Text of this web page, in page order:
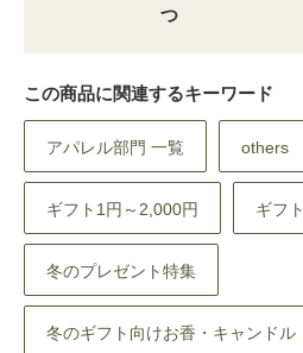
つ
この商品に関連するキーワード
アパレル部門 一覧 others
ギフト1円～2,000円 ギフト
冬のプレゼント特集
冬のギフト向けお香・キャンドル